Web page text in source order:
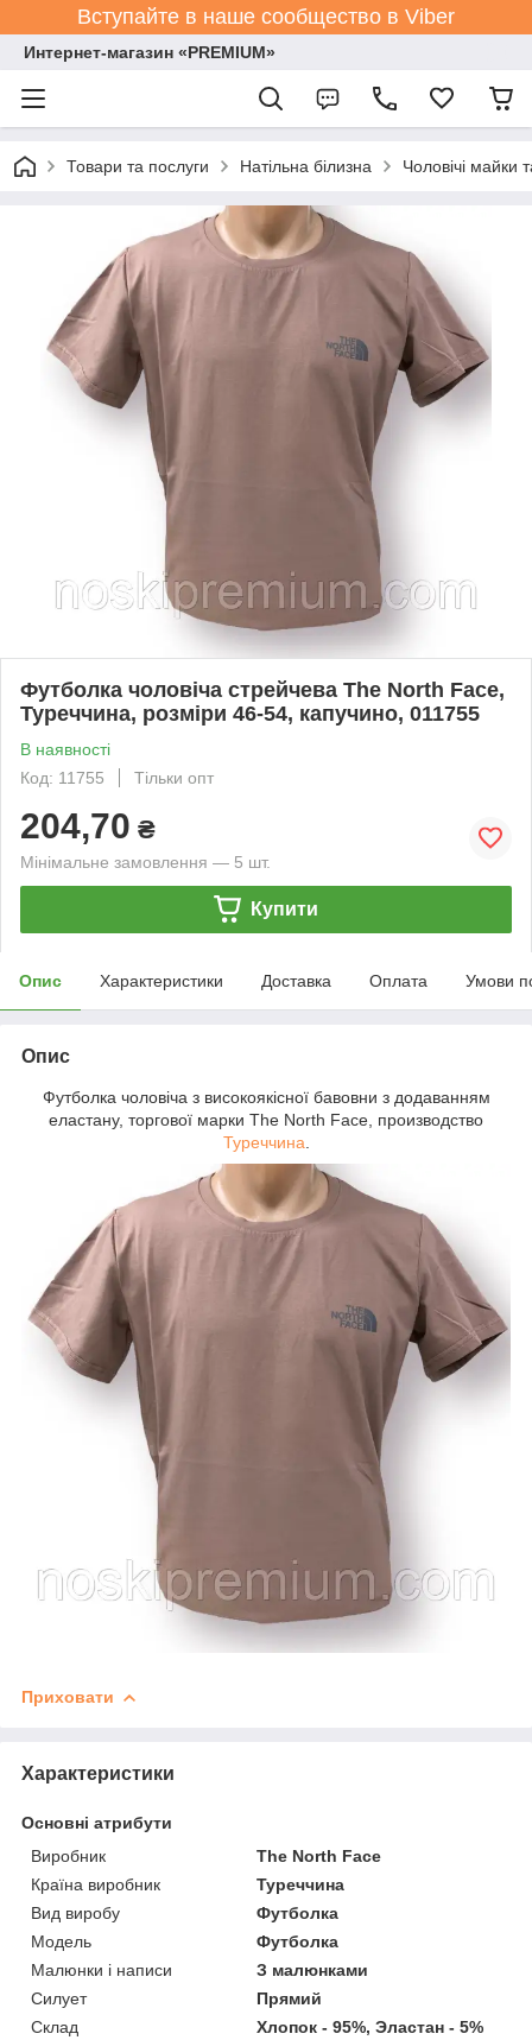
Вступайте в наше сообщество в Viber
Интернет-магазин «PREMIUM»
Товари та послуги Натільна білизна Чоловічі майки
Футболка чоловіча стрейчева The North Face,
Туреччина, розміри 46-54, капучино, 011755
В наявності
Код: 11755
Тільки опт
204,70 ₴
Мінімальне замовлення — 5 шт.
Купити
Опис Характеристики Доставка Оплата Умови
Опис
Футболка чоловіча з високоякісної бавовни з додаванням
еластану, торгової марки The North Face, производство
Туреччина
Приховати
Характеристики
Основні атрибути
Виробник
The North Face
Країна виробник
Туреччина
Вид виробу
Футболка
Модель
Футболка
Малюнки і написи
З малюнками
Силует
Прямий
Склад
Хлопок - 95%, Эластан - 5%